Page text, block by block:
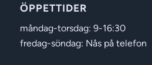
ÖPPETTIDER
måndag-torsdag: 9-16:30
fredag-söndag: Nås på telefon